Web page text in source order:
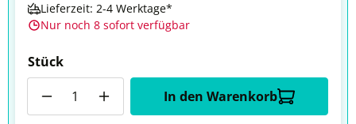
Lieferzeit: 2-4 Werktage*
Nur noch 8 sofort verfügbar
Stück
In den Warenkorb